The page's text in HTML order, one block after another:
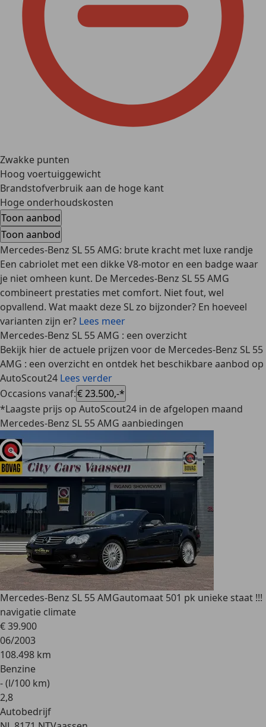
Zwakke punten
Hoog voertuiggewicht
Brandstofverbruik aan de hoge kant
Hoge onderhoudskosten
Toon aanbod
Toon aanbod
Mercedes-Benz SL 55 AMG: brute kracht met luxe randje
Een cabriolet met een dikke V8-motor en een badge waar
je niet omheen kunt. De Mercedes-Benz SL 55 AMG
combineert prestaties met comfort. Niet fout, wel
opvallend. Wat maakt deze SL zo bijzonder? En hoeveel
varianten zijn er? Lees meer
Mercedes-Benz SL 55 AMG : een overzicht
Bekijk hier de actuele prijzen voor de Mercedes-Benz SL 55
AMG : een overzicht en ontdek het beschikbare aanbod op
AutoScout24 Lees verder
Occasions vanaf:€ 23.500,-*
*Laagste prijs op AutoScout24 in de afgelopen maand
Mercedes-Benz SL 55 AMG aanbiedingen
Mercedes-Benz SL 55 AMGautomaat 501 pk unieke staat !!!
navigatie climate
€ 39.900
06/2003
108.498 km
Benzine
- (l/100 km)
2,8
Autobedrijf